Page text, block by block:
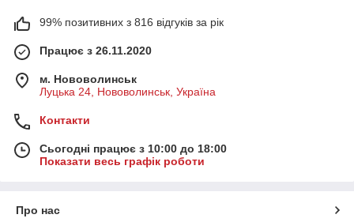
99% позитивних з 816 відгуків за рік
Працює з 26.11.2020
м. Нововолинськ
Луцька 24, Нововолинськ, Україна
Контакти
Сьогодні працює з 10:00 до 18:00
Показати весь графік роботи
Про нас